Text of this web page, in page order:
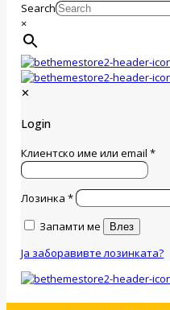
Search
×
✕
Login
Клиентско име или email*
Лозинка*
Запамти ме
Влез
Ја заборавивте лозинката?